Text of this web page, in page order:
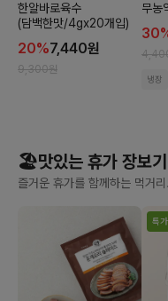
한알바로육수
(담백한맛/4gx20개입)
20%7,440원
9,300원
무농
30
냉장
🏖️맛있는 휴가 장보기
즐거운 휴가를 함께하는 먹거
특가